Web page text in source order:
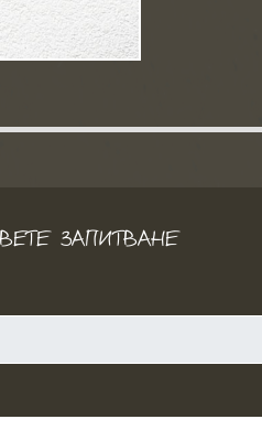
ЗАПИТВАНЕ